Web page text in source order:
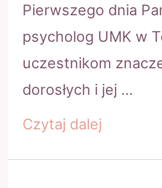
Pierwszego dnia
psycholog UMK w
uczestnikom
dorosłych i jej …
Warsztaty
Czytaj dalej